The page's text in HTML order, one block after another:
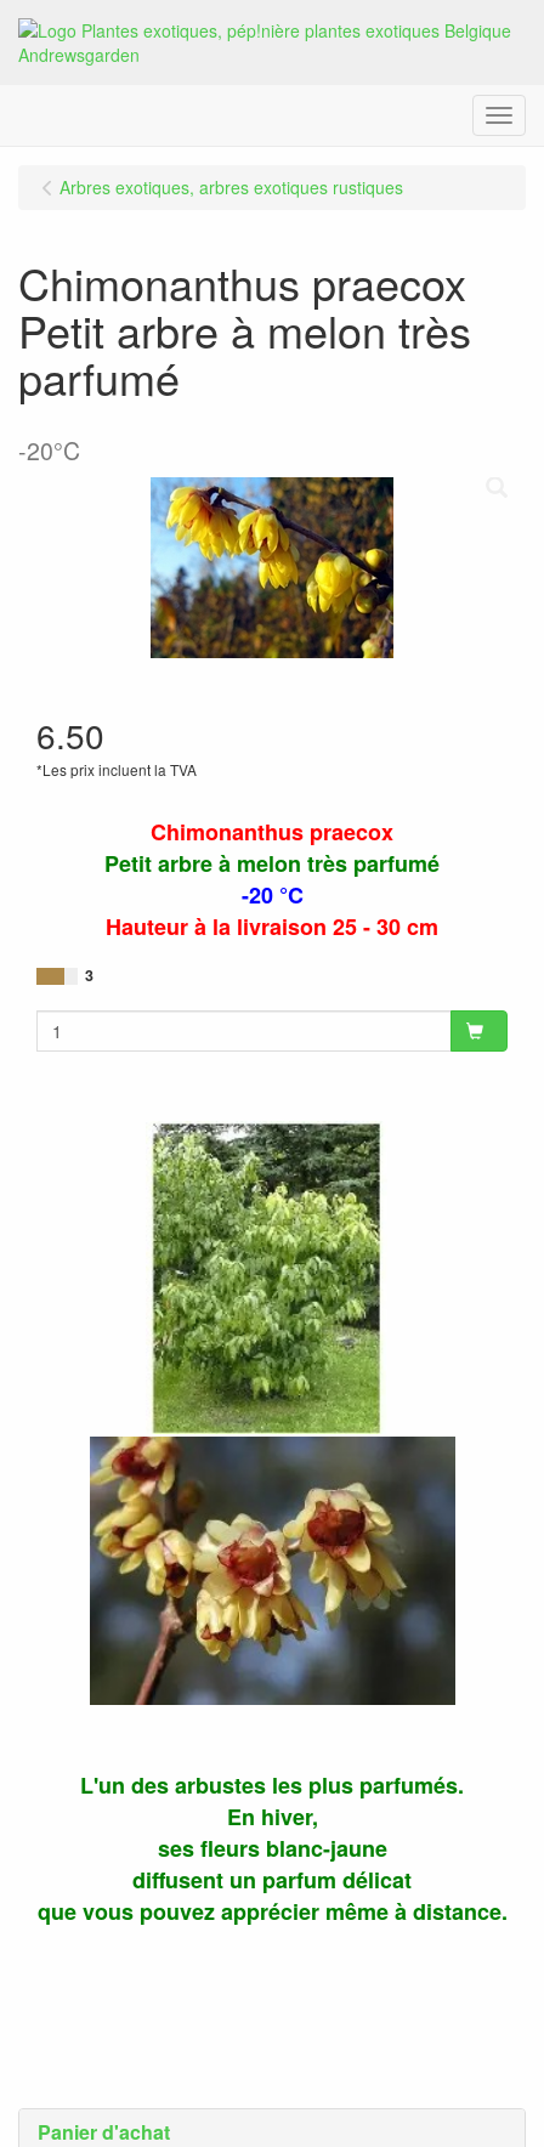
Menu
Panier d'achat
Arbres exotiques, arbres exotiques rustiques
Chimonanthus praecox
Petit arbre à melon très
parfumé
-20°C
6.50
*Les prix incluent la TVA
Chimonanthus praecox
Petit arbre à melon très parfumé
-20 °C
Hauteur à la livraison 25 - 30 cm
3
L'un des arbustes les plus parfumés.
En hiver,
ses fleurs blanc-jaune
diffusent un parfum délicat
que vous pouvez apprécier même à distance.